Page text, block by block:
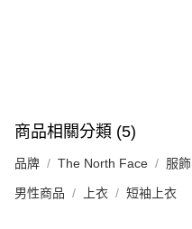
商品相關分類 (5)
品牌 The North Face 服飾
男性商品 上衣 短袖上衣